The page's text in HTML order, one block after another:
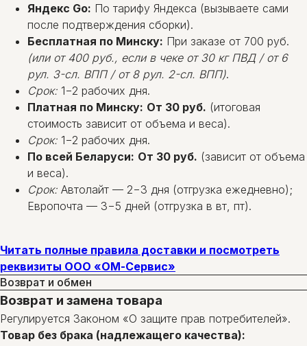
Яндекс Go: По тарифу Яндекса (вызываете сами
после подтверждения сборки).
Бесплатная по Минску: При заказе от 700 руб.
(или от 400 руб., если в чеке от 30 кг ПВД / от 6
рул. 3-сл. ВПП / от 8 рул. 2-сл. ВПП).
Срок: 1−2 рабочих дня.
Платная по Минску: От 30 руб. (итоговая
стоимость зависит от объема и веса).
Срок: 1−2 рабочих дня.
По всей Беларуси: От 30 руб. (зависит от объема
и веса).
Срок: Автолайт — 2−3 дня (отгрузка ежедневно);
Европочта — 3−5 дней (отгрузка в вт, пт).
Читать полные правила доставки и посмотреть
реквизиты ООО «ОМ-Сервис»
Возврат и обмен
Возврат и замена товара
Регулируется Законом «О защите прав потребителей».
Товар без брака (надлежащего качества):